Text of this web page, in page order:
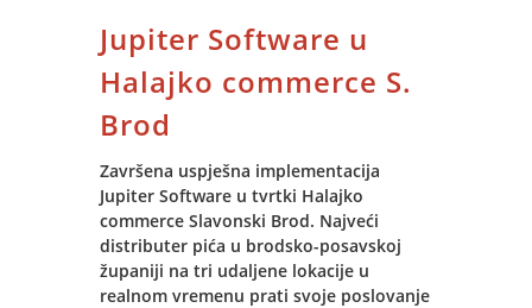
Jupiter Software u
Halajko commerce S.
Brod
Završena uspješna implementacija
Jupiter Software u tvrtki Halajko
commerce Slavonski Brod. Najveći
distributer pića u brodsko-posavskoj
županiji na tri udaljene lokacije u
realnom vremenu prati svoje poslovanje